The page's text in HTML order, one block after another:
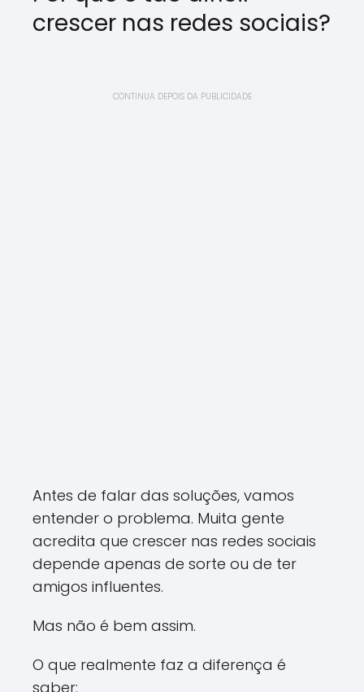
crescer nas redes sociais?
CONTINUA DEPOIS DA PUBLICIDADE
Antes de falar das soluções, vamos
entender o problema. Muita gente
acredita que crescer nas redes sociais
depende apenas de sorte ou de ter
amigos influentes.
Mas não é bem assim.
O que realmente faz a diferença é
saber: